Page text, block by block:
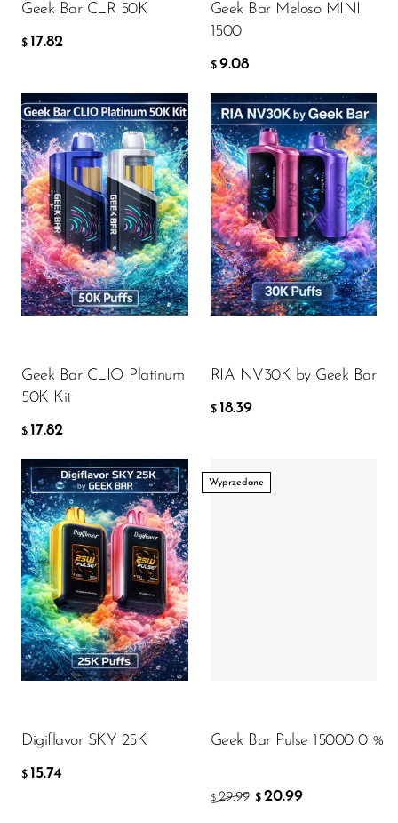
Orion
OXBAR
Packspod
PHUN
Pillow Talk
PYRO
Raz
RifBar
REIGN BAR
Sigelei
Smarter AirPuffs
SMOK
Snoopy Smoke
Snowwolf
So Soul
Space Mary
Spree Bar
Suonon
Geek Bar CLR 50K
$ 17.82
Geek Bar Meloso MINI
1500
$ 9.08
Geek Bar CLIO Platinum
50K Kit
$ 17.82
Flavor
$17.82
RIA NV30K by Geek Bar
$ 18.39
Flavor
$18.39
Digiflavor SKY 25K
$ 15.74
Flavor
$15.74
Wyprzedane
Geek Bar Pulse 15000 0 %
$ 29.99 $ 20.99